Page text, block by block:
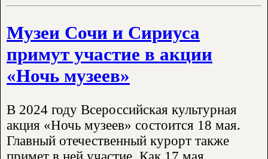
Музеи Сочи и Сириуса
примут участие в акции
«Ночь музеев»
В 2024 году Всероссийская культурная
акция «Ночь музеев» состоится 18 мая.
Главный отечественный курорт также